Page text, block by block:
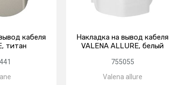
кабеля
титан
Накладка на вывод кабеля
VALENA ALLURE, белый
755055
Valena allure